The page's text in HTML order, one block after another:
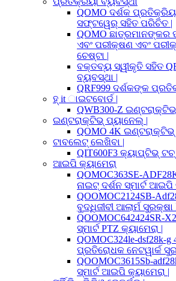
QOMO ଦର୍ଶକ
ସଫ୍ଟୱେର୍ ସହିତ ପରିଚିତ |
QOMO
ଏବଂ ପରୀକ୍ଷଣ ଏବଂ
ଚେଷ୍ଟା |
ବକ୍ତବ୍ୟ ସ୍ୱୀକୃତି ସହିତ
ବ୍ୟବସ୍ଥା |
QRF999 ଦର୍ଶକଙ୍କ
ହ୍ it ାଇଟବୋର୍ଡ |
QWB300-Z
ଇଣ୍ଟରାକ୍ଟିଭ୍ ପ୍ୟାନେଲ୍ |
QOMO 4K
ଟାବଲେଟ୍ ଲେଖିବା |
QIT600F3 କ୍ୟାପ୍ଟିଭ୍
ଆଇପି କ୍ୟାମେରା
QOMOC363SE-
ନାଇଟ୍ ଦର୍ଶନ ସ୍ମାର୍ଟ ଆଇପି
QOOMOC2124SB-
ବୁଦ୍ଧିଜୀବୀ ଆଲାର୍ମ ସୁରକ୍ଷା
QOOMOC642424SR-
ସ୍ମାର୍ଟ PTZ କ୍ୟାମେରା |
QOMOC324le-dsf28k-
ପ୍ରତିରୋଧକ ନେଟୱାର୍କ
QOOMOC3615Sb-
ସ୍ମାର୍ଟ ଆଇପି କ୍ୟାମେରା |